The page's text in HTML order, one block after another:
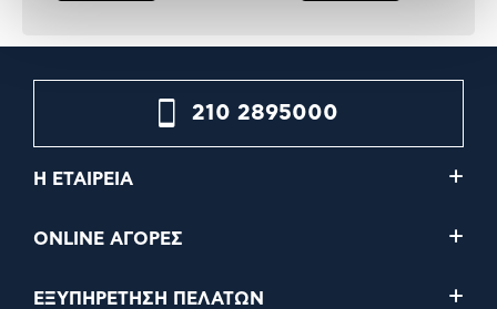
210 2895000
Η ΕΤΑΙΡΕΙΑ
ONLINE ΑΓΟΡΕΣ
ΕΞΥΠΗΡΕΤΗΣΗ ΠΕΛΑΤΩΝ